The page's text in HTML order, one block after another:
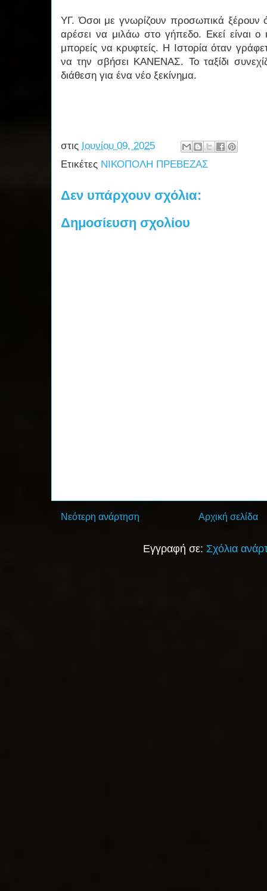
ΥΓ. Όσοι με γνωρίζουν προσωπικά ξέρουν
αρέσει να μιλάω στο γήπεδο. Εκεί είναι ο
μπορείς να κρυφτείς. Η Ιστορία όταν
να την σβήσει ΚΑΝΕΝΑΣ. Το ταξίδι
διάθεση για ένα νέο ξεκίνημα.
στις Ιουνίου 09, 2025
Ετικέτες ΝΙΚΟΠΟΛΗ ΠΡΕΒΕΖΑΣ
Δεν υπάρχουν σχόλια:
Δημοσίευση σχολίου
Νεότερη ανάρτηση Αρχική σελίδα
Εγγραφή σε: Σχόλια